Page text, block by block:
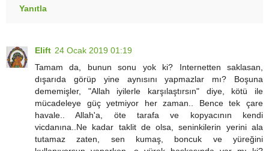
Yanıtla
Elift 24 Ocak 2019 01:19
Tamam da, bunun sonu yok ki? Internetten saklasan,
dışarıda görüp yine aynısını yapmazlar mı? Boşuna
dememişler, "Allah iyilerle karşılaştırsın" diye, kötü ile
mücadeleye güç yetmiyor her zaman.. Bence tek çare
havale.. Allah'a, öte tarafa ve kopyacının kendi
vicdanına..Ne kadar taklit de olsa, seninkilerin yerini ala
tutamaz zaten, sen kumaş, boncuk ve yüreğini